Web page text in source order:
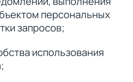
персональных
запросов;
использования